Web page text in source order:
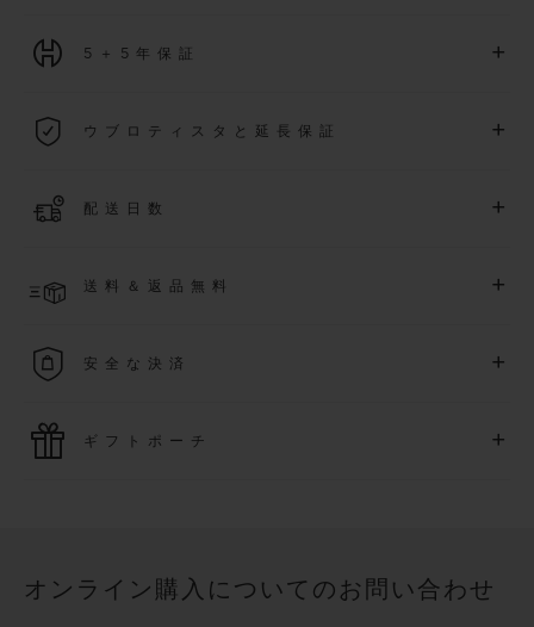
5＋5年保証 +
際保証が適用されます。
ウブロティスタと延長保証 +
月1 日以降に購入された時計を対象に、保証を
詳細を表示する
配送日数 +
より異なる場合がございます
送料＆返品無料 +
す
安全な決済 +
ご購入は迅速で安全に処理され、お客様の個人情報は確実に
ギフトポーチ +
オンライン購入についてのお問い合わせ